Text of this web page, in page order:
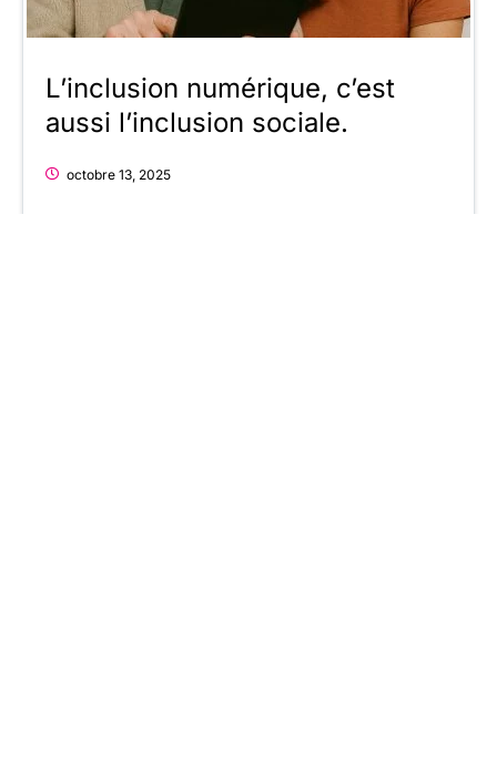
L’inclusion numérique, c’est
aussi l’inclusion sociale.
octobre 13, 2025